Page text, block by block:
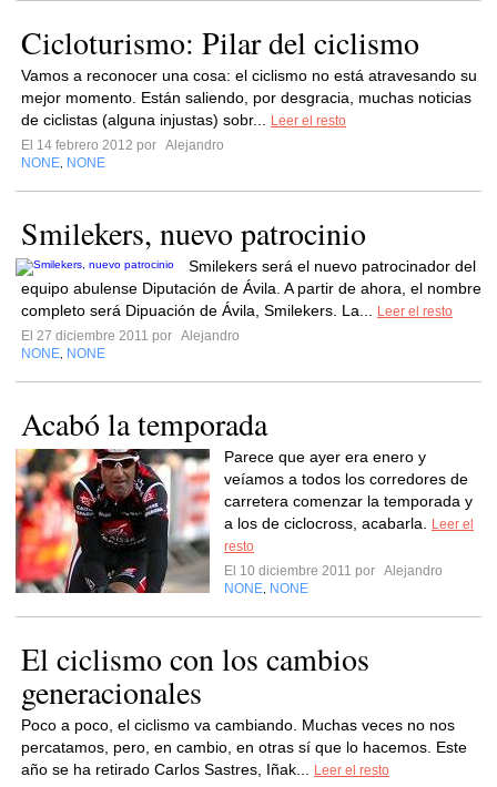
Cicloturismo: Pilar del ciclismo
Vamos a reconocer una cosa: el ciclismo no está atravesando su
mejor momento. Están saliendo, por desgracia, muchas noticias
de ciclistas (alguna injustas) sobr...
Leer el resto
El 14 febrero 2012 por Alejandro
NONE NONE
Smilekers, nuevo patrocinio
Smilekers será el nuevo patrocinador del
equipo abulense Diputación de Ávila. A partir de ahora, el nombre
completo será Dipuación de Ávila, Smilekers. La...
Leer el resto
El 27 diciembre 2011 por Alejandro
NONE NONE
Acabó la temporada
Parece que ayer era enero y
veíamos a todos los corredores de
carretera comenzar la temporada y
a los de ciclocross, acabarla.
Leer el
resto
El 10 diciembre 2011 por Alejandro
NONE NONE
El ciclismo con los cambios
generacionales
Poco a poco, el ciclismo va cambiando. Muchas veces no nos
percatamos, pero, en cambio, en otras sí que lo hacemos. Este
año se ha retirado Carlos Sastres, Iñak...
Leer el resto